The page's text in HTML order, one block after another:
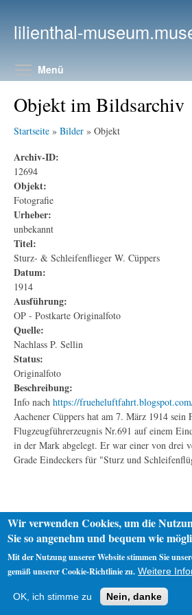
lilienthal-
Menü
Objekt im Bildsarchiv
Startseite » Bilder » Objekt
Archiv-ID:
12694
Objekt:
Fotografie
Urheber:
unbekannt
Titel:
Sturz- & Schleifenflieger W. Cüppers
Datum:
1914
Ausführung:
OP - Postkarte Originalfoto
Quelle:
Nachlass P. Sellin
Status:
Originalfoto
Beschreibung:
Info nach https://
Aachener Cüppers hat am 7. März 1914 sein
Flugzeugführerzeugnis Nr.691 auf einem
in der Mark abgelegt. Er war einer von drei
Grade Eindeckers für "Sturz und
Impressum
Wir verwenden Cookies, um die
Sie so angenehm und bequem wie
Mit der Nutzung unserer Website stimmen Sie
gemäß unserer Cookie-Richtlinie zu. Weitere
OK, ich stimme zu Nein, danke